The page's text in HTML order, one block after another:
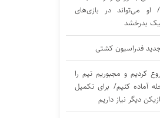
او می‌تواند در بازی‌های
بدرخشد
فدراسیون کشتی
کردیم و مجبوریم تیم را
آماده کنیم/ برای تکمیل